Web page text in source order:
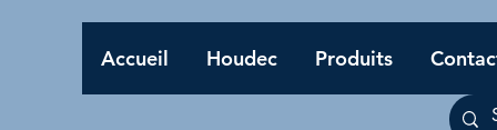
Accueil Houdec Produits